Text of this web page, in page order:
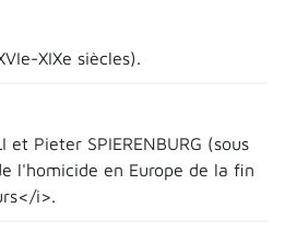
XIXe siècles).
et Pieter SPIERENBURG (sous
l'homicide en Europe de la fin
i>.